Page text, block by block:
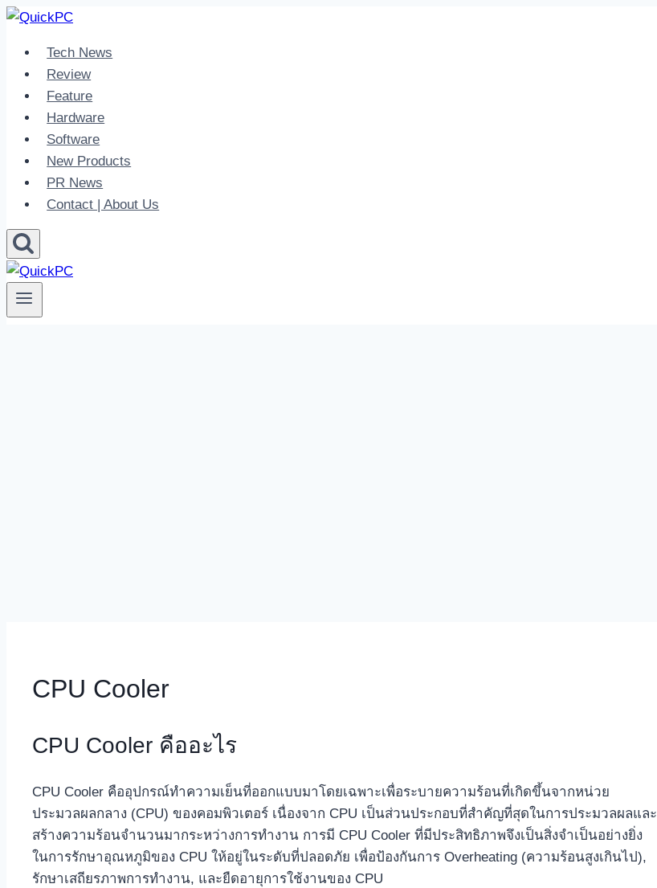
Skip
contentTech News
Review
Feature
Hardware
Software
New Products
PR News
Contact | About Us
CPU Cooler
CPU Cooler คืออะไร
CPU Cooler คืออุปกรณ์ทำความเย็นที่ออกแบบมาโดยเฉพาะเพื่อระบายความร้อนที่เกิดขึ้นจากหน่วย
ประมวลผลกลาง (CPU) ของคอมพิวเตอร์ เนื่องจาก CPU เป็นส่วนประกอบที่สำคัญที่สุดในการประมวลผลและ
สร้างความร้อนจำนวนมากระหว่างการทำงาน การมี CPU Cooler ที่มีประสิทธิภาพจึงเป็นสิ่งจำเป็นอย่างยิ่ง
ในการรักษาอุณหภูมิของ CPU ให้อยู่ในระดับที่ปลอดภัย เพื่อป้องกันการ Overheating (ความร้อนสูงเกินไป),
รักษาเสถียรภาพการทำงาน, และยืดอายุการใช้งานของ CPU